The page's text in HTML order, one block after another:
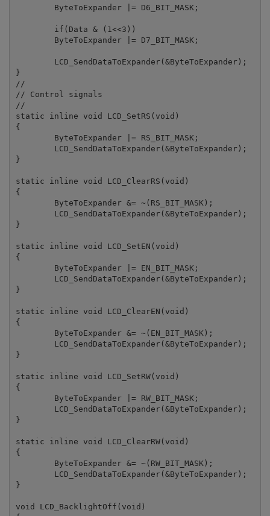
}
//
// Control signals
//
static inline void LCD_SetRS(void)
{
}
static inline void LCD_ClearRS(void)
{
}
static inline void LCD_SetEN(void)
{
}
static inline void LCD_ClearEN(void)
{
}
static inline void LCD_SetRW(void)
{
}
static inline void LCD_ClearRW(void)
{
}
void LCD_BacklightOff(void)